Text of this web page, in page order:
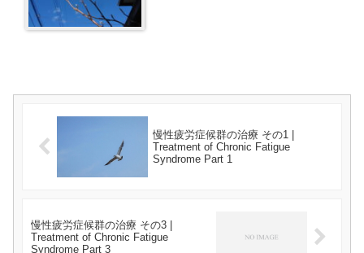
慢性疲労症候群の治療 その1 |
Treatment of Chronic Fatigue
Syndrome Part 1
慢性疲労症候群の治療 その3 |
Treatment of Chronic Fatigue
Syndrome Part 3